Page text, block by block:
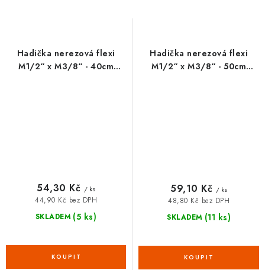
Hadička nerezová flexi
M1/2“ x M3/8“ - 40cm
SKLADEM (5 ks)
44,90 Kč bez DPH
54,30 Kč / ks
Hadička nerezová flexi
M1/2“ x M3/8“ - 50cm
SKLADEM (11 ks)
48,80 Kč bez DPH
59,10 Kč / ks